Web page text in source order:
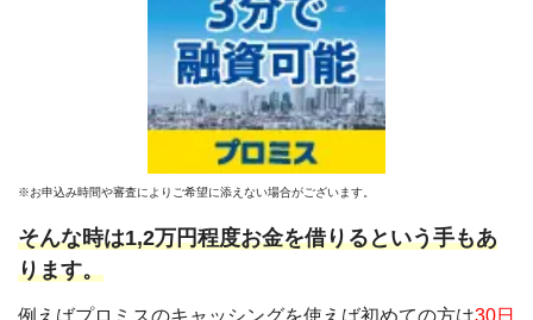
※お申込み時間や審査によりご希望に添えない場合がございます。
そんな時は1,2万円程度お金を借りるという手もあ
ります。
例えばプロミスのキャッシングを使えば初めての方は30日